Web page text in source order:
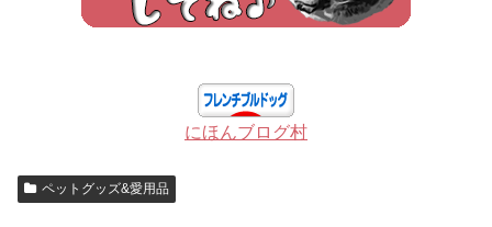
にほんブログ村
ペットグッズ&愛用品